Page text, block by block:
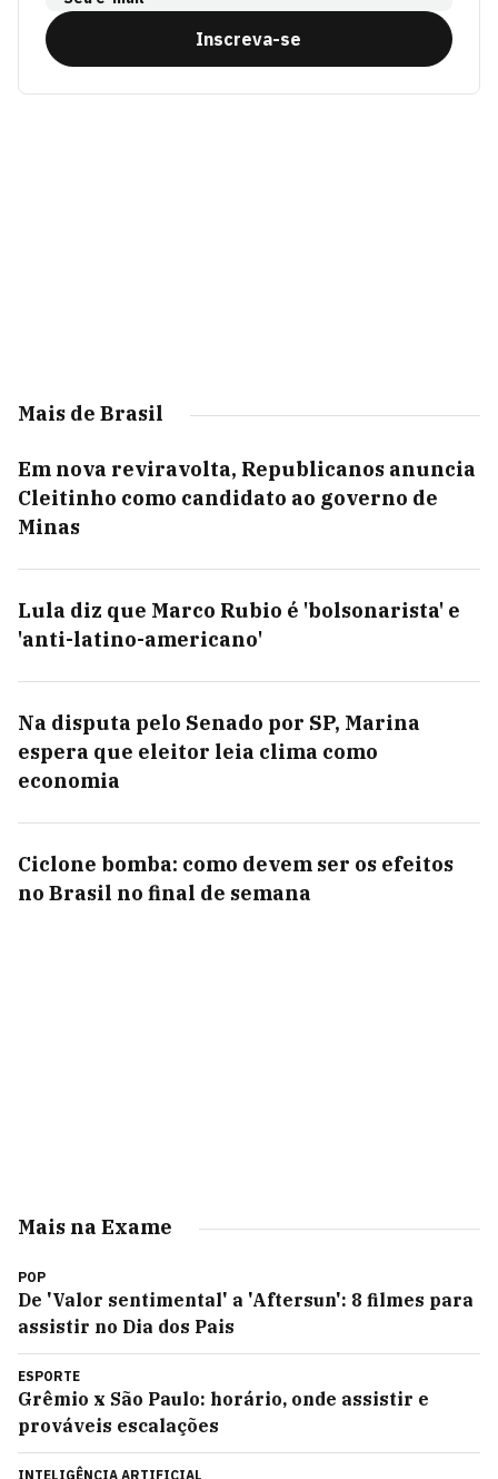
Inscreva-se
Mais de Brasil
Em nova reviravolta, Republicanos anuncia
Cleitinho como candidato ao governo de
Minas
Lula diz que Marco Rubio é 'bolsonarista' e
'anti-latino-americano'
Na disputa pelo Senado por SP, Marina
espera que eleitor leia clima como
economia
Ciclone bomba: como devem ser os efeitos
no Brasil no final de semana
Mais na Exame
POP
De 'Valor sentimental' a 'Aftersun': 8 filmes para
assistir no Dia dos Pais
ESPORTE
Grêmio x São Paulo: horário, onde assistir e
prováveis escalações
INTELIGÊNCIA ARTIFICIAL